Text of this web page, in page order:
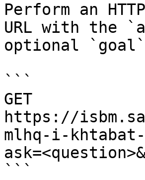
Perform an
URL with the
optional
```
GET
https://
mlhq-i-khtabat-
```